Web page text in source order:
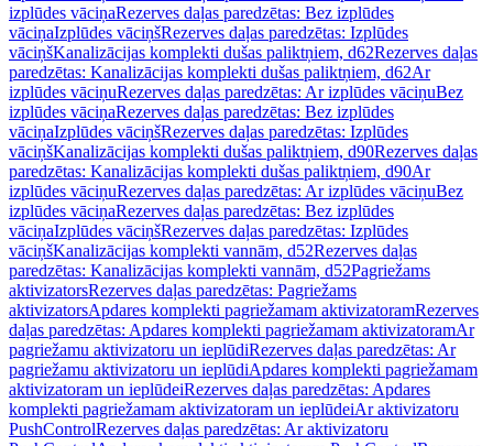
izplūdes vāciņaRezerves daļas paredzētas: Bez izplūdes
vāciņaIzplūdes vāciņšRezerves daļas paredzētas: Izplūdes
vāciņšKanalizācijas komplekti dušas paliktņiem, d62Rezerves daļas
paredzētas: Kanalizācijas komplekti dušas paliktņiem, d62Ar
izplūdes vāciņuRezerves daļas paredzētas: Ar izplūdes vāciņuBez
izplūdes vāciņaRezerves daļas paredzētas: Bez izplūdes
vāciņaIzplūdes vāciņšRezerves daļas paredzētas: Izplūdes
vāciņšKanalizācijas komplekti dušas paliktņiem, d90Rezerves daļas
paredzētas: Kanalizācijas komplekti dušas paliktņiem, d90Ar
izplūdes vāciņuRezerves daļas paredzētas: Ar izplūdes vāciņuBez
izplūdes vāciņaRezerves daļas paredzētas: Bez izplūdes
vāciņaIzplūdes vāciņšRezerves daļas paredzētas: Izplūdes
vāciņšKanalizācijas komplekti vannām, d52Rezerves daļas
paredzētas: Kanalizācijas komplekti vannām, d52Pagriežams
aktivizatorsRezerves daļas paredzētas: Pagriežams
aktivizatorsApdares komplekti pagriežamam aktivizatoramRezerves
daļas paredzētas: Apdares komplekti pagriežamam aktivizatoramAr
pagriežamu aktivizatoru un ieplūdiRezerves daļas paredzētas: Ar
pagriežamu aktivizatoru un ieplūdiApdares komplekti pagriežamam
aktivizatoram un ieplūdeiRezerves daļas paredzētas: Apdares
komplekti pagriežamam aktivizatoram un ieplūdeiAr aktivizatoru
PushControlRezerves daļas paredzētas: Ar aktivizatoru